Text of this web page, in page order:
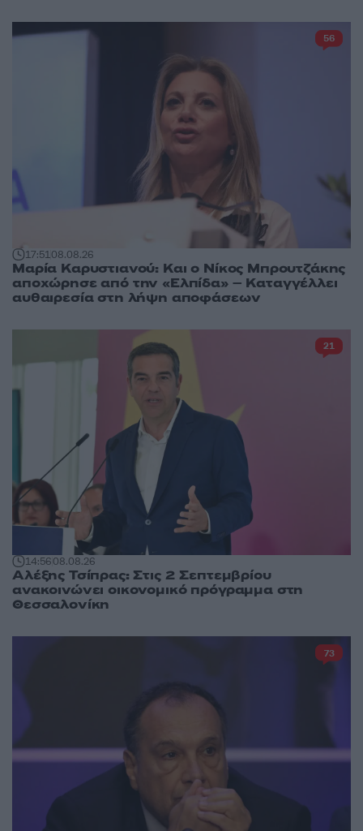
17:5108.08.26
Μαρία Καρυστιανού: Και ο Νίκος Μπρουτζάκης
αποχώρησε από την «Ελπίδα» – Καταγγέλλει
αυθαιρεσία στη λήψη αποφάσεων
56
14:5608.08.26
Αλέξης Τσίπρας: Στις 2 Σεπτεμβρίου
ανακοινώνει οικονομικό πρόγραμμα στη
Θεσσαλονίκη
21
73